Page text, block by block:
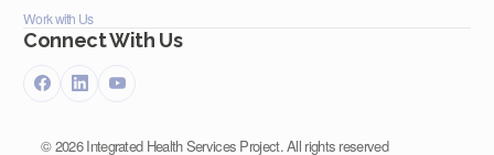
Work with Us
Connect With Us
©2026Integrated Health Services Project. All rights reserved